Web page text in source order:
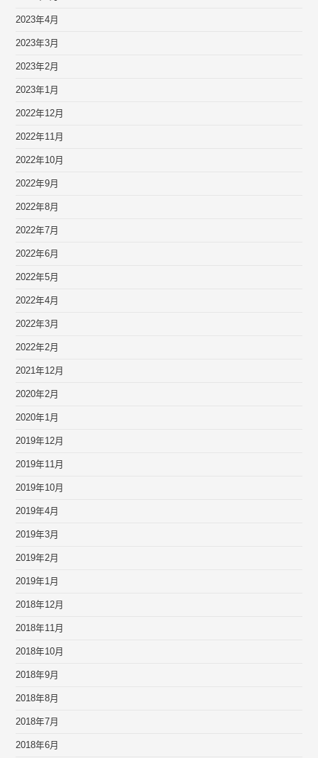
2023年4月
2023年3月
2023年2月
2023年1月
2022年12月
2022年11月
2022年10月
2022年9月
2022年8月
2022年7月
2022年6月
2022年5月
2022年4月
2022年3月
2022年2月
2021年12月
2020年2月
2020年1月
2019年12月
2019年11月
2019年10月
2019年4月
2019年3月
2019年2月
2019年1月
2018年12月
2018年11月
2018年10月
2018年9月
2018年8月
2018年7月
2018年6月